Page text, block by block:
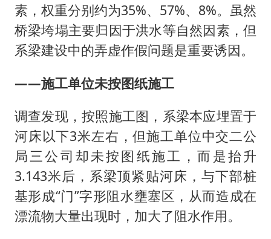
素，权重分别约为35%、57%、8%。虽然
桥梁垮塌主要归因于洪水等自然因素，但
系梁建设中的弄虚作假问题是重要诱因。
——施工单位未按图纸施工
调查发现，按照施工图，系梁本应埋置于
河床以下3米左右，但施工单位中交二公
局三公司却未按图纸施工，而是抬升
3.143米后，系梁顶紧贴河床，与下部桩
基形成“门”字形阻水壅塞区，从而造成在
漂流物大量出现时，加大了阻水作用。